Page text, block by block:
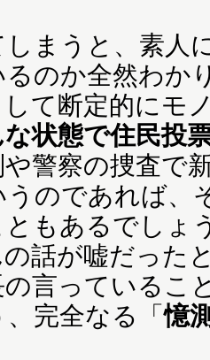
まうと、素人
るのか全然わか
て断定的にモ
な状態で住民投
や警察の捜査で
のであれば、
もあるでしょ
話が嘘だった
の言っているこ
完全なる「憶